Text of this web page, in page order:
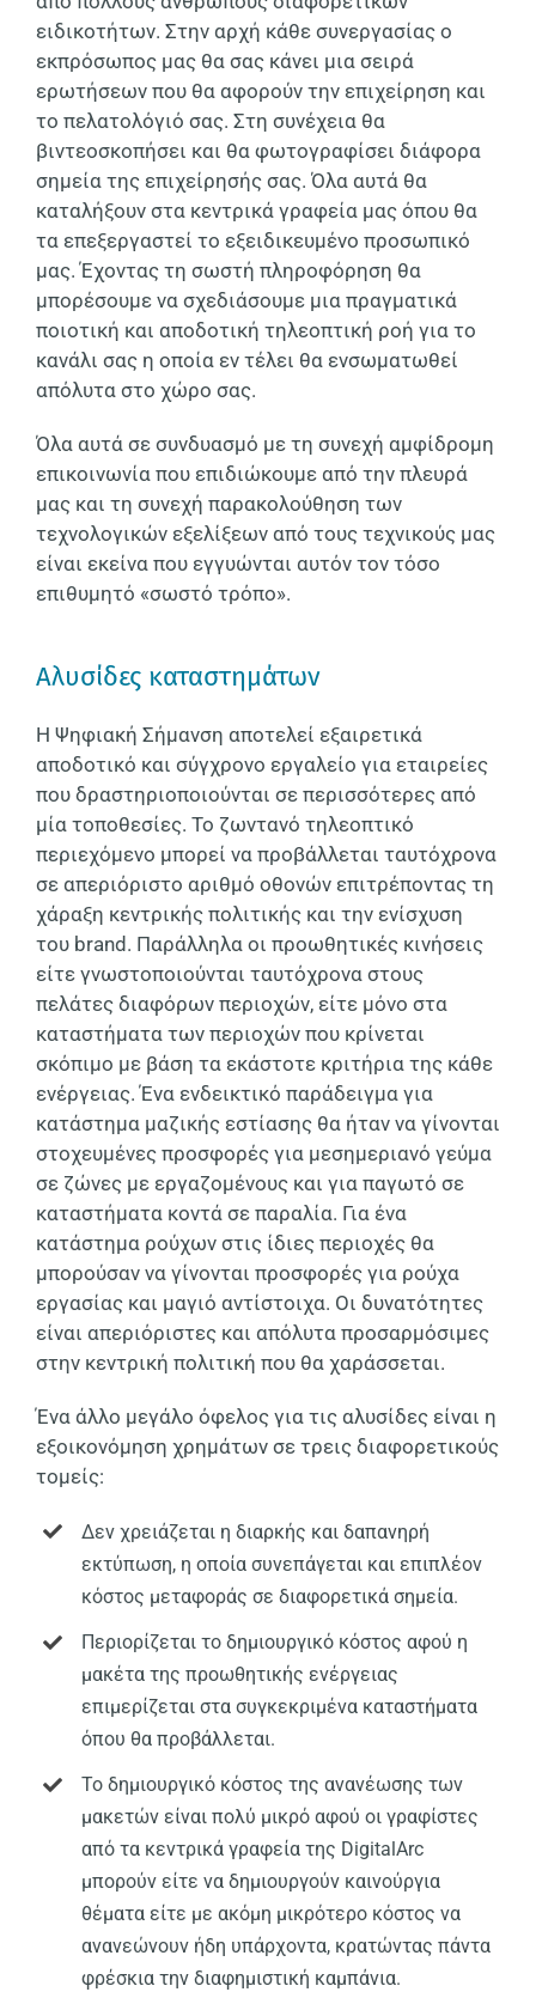
ειδικοτήτων. Στην αρχή κάθε συνεργασίας ο
εκπρόσωπος μας θα σας κάνει μια σειρά
ερωτήσεων που θα αφορούν την επιχείρηση και
το πελατολόγιό σας. Στη συνέχεια θα
βιντεοσκοπήσει και θα φωτογραφίσει διάφορα
σημεία της επιχείρησής σας. Όλα αυτά θα
καταλήξουν στα κεντρικά γραφεία μας όπου θα
τα επεξεργαστεί το εξειδικευμένο προσωπικό
μας. Έχοντας τη σωστή πληροφόρηση θα
μπορέσουμε να σχεδιάσουμε μια πραγματικά
ποιοτική και αποδοτική τηλεοπτική ροή για το
κανάλι σας η οποία εν τέλει θα ενσωματωθεί
απόλυτα στο χώρο σας.
Όλα αυτά σε συνδυασμό με τη συνεχή αμφίδρομη
επικοινωνία που επιδιώκουμε από την πλευρά
μας και τη συνεχή παρακολούθηση των
τεχνολογικών εξελίξεων από τους τεχνικούς μας
είναι εκείνα που εγγυώνται αυτόν τον τόσο
επιθυμητό «σωστό τρόπο».
Αλυσίδες καταστημάτων
Η Ψηφιακή Σήμανση αποτελεί εξαιρετικά
αποδοτικό και σύγχρονο εργαλείο για εταιρείες
που δραστηριοποιούνται σε περισσότερες από
μία τοποθεσίες. Το ζωντανό τηλεοπτικό
περιεχόμενο μπορεί να προβάλλεται ταυτόχρονα
σε απεριόριστο αριθμό οθονών επιτρέποντας τη
χάραξη κεντρικής πολιτικής και την ενίσχυση
του brand. Παράλληλα οι προωθητικές κινήσεις
είτε γνωστοποιούνται ταυτόχρονα στους
πελάτες διαφόρων περιοχών, είτε μόνο στα
καταστήματα των περιοχών που κρίνεται
σκόπιμο με βάση τα εκάστοτε κριτήρια της κάθε
ενέργειας. Ένα ενδεικτικό παράδειγμα για
κατάστημα μαζικής εστίασης θα ήταν να γίνονται
στοχευμένες προσφορές για μεσημεριανό γεύμα
σε ζώνες με εργαζομένους και για παγωτό σε
καταστήματα κοντά σε παραλία. Για ένα
κατάστημα ρούχων στις ίδιες περιοχές θα
μπορούσαν να γίνονται προσφορές για ρούχα
εργασίας και μαγιό αντίστοιχα. Οι δυνατότητες
είναι απεριόριστες και απόλυτα προσαρμόσιμες
στην κεντρική πολιτική που θα χαράσσεται.
Ένα άλλο μεγάλο όφελος για τις αλυσίδες είναι η
εξοικονόμηση χρημάτων σε τρεις διαφορετικούς
τομείς:
Δεν χρειάζεται η διαρκής και δαπανηρή
εκτύπωση, η οποία συνεπάγεται και επιπλέον
κόστος μεταφοράς σε διαφορετικά σημεία.
Περιορίζεται το δημιουργικό κόστος αφού η
μακέτα της προωθητικής ενέργειας
επιμερίζεται στα συγκεκριμένα καταστήματα
όπου θα προβάλλεται.
Το δημιουργικό κόστος της ανανέωσης των
μακετών είναι πολύ μικρό αφού οι γραφίστες
από τα κεντρικά γραφεία της DigitalArc
μπορούν είτε να δημιουργούν καινούργια
θέματα είτε με ακόμη μικρότερο κόστος να
ανανεώνουν ήδη υπάρχοντα, κρατώντας πάντα
φρέσκια την διαφημιστική καμπάνια.